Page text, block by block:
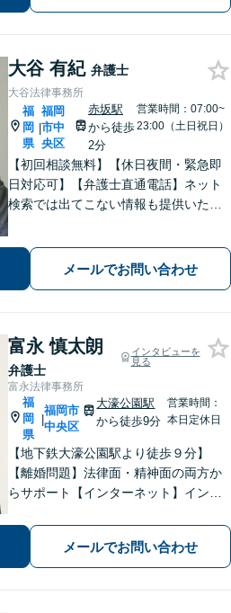
適な法的アドバイスを提供【休日・夜
間相談可】
大谷 有紀 弁護士
大谷法律事務所
福
岡
県
|
福岡
市中
央区
赤坂駅
から徒歩
2分
営業時間：07:00~
23:00（土日祝日）
【初回相談無料】【休日夜間・緊急即
日対応可】【弁護士直通電話】ネット
検索では出てこない情報も提供いたし
でも諦めずに是非一度ご相談くださ
い。【福岡市中央区赤坂駅徒歩２分】
メールでお問い合わせ
富永 慎太朗
弁護士
インタビューを
見る
富永法律事務所
福
岡
県
|
福岡市
中央区
大濠公園駅
から徒歩9分
営業時間：
本日定休日
【地下鉄大濠公園駅より徒歩９分】
【離婚問題】法律面・精神面の両方か
らサポート【インターネット】インス
決実績多数【休日面談可】【子連れ相
談可】【初回面談無料】
メールでお問い合わせ